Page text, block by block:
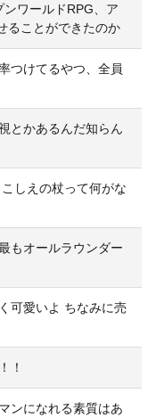
ンワールドRPG、ア
ることができたのか
つけてるやつ、全員
とかあるんだ知らん
しえの杖って何がな
もオールラウンダー
可愛いよ ちなみに売
！
ンになれる素質はあ